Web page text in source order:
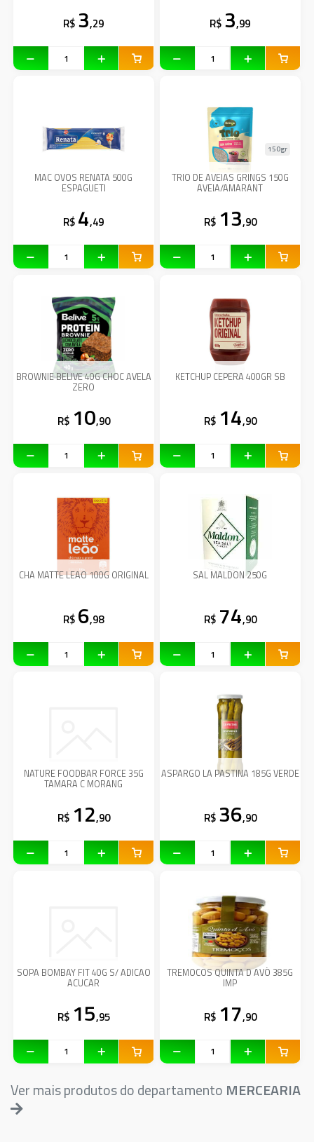
R$ 3,29 R$ 3,99
MAC OVOS RENATA 500G
ESPAGUETI
R$ 4,49
TRIO DE AVEIAS GRINGS 150G
AVEIA/AMARANT
150gr
R$ 13,90
BROWNIE BELIVE 40G CHOC AVELA
ZERO
R$ 10,90
KETCHUP CEPERA 400GR SB
R$ 14,90
CHA MATTE LEAO 100G ORIGINAL
R$ 6,98
SAL MALDON 250G
R$ 74,90
NATURE FOODBAR FORCE 35G
TAMARA C MORANG
R$ 12,90
ASPARGO LA PASTINA 185G VERDE
R$ 36,90
SOPA BOMBAY FIT 40G S/ ADICAO
ACUCAR
R$ 15,95
TREMOCOS QUINTA D AVÓ 385G
IMP
R$ 17,90
Ver mais produtos do departamento MERCEARIA